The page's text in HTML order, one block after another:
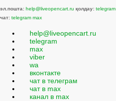
эл.пошта: help@liveopencart.ru қолдау: telegram
чат: telegram max
help@liveopencart.ru
telegram
max
viber
wa
вконтакте
чат в телеграм
чат в max
канал в max